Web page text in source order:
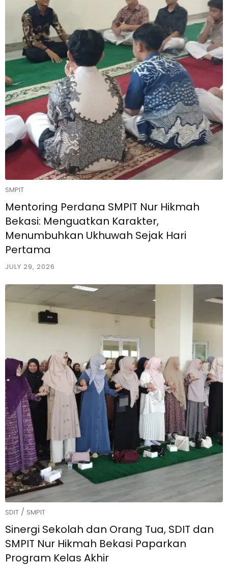
SMPIT
Mentoring Perdana SMPIT Nur Hikmah
Bekasi: Menguatkan Karakter,
Menumbuhkan Ukhuwah Sejak Hari
Pertama
JULY 29, 2026
SDIT / SMPIT
Sinergi Sekolah dan Orang Tua, SDIT dan
SMPIT Nur Hikmah Bekasi Paparkan
Program Kelas Akhir